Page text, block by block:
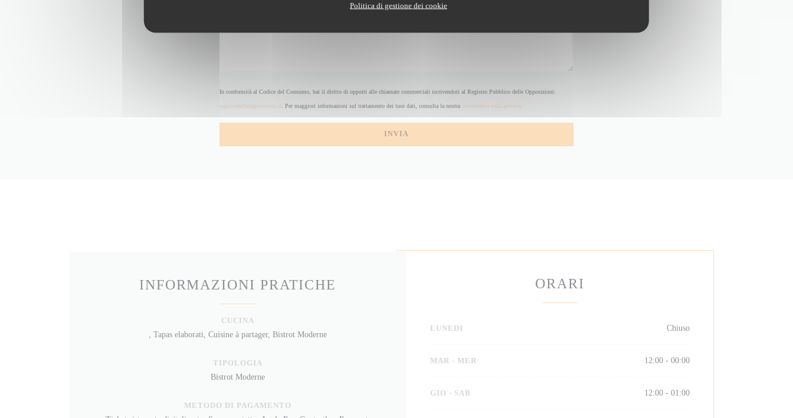
Politica di gestione dei cookie
In conformità al Codice del Consumo, hai il diritto di opporti alle chiamate commerciali iscrivendoti al Registro Pubblico delle Opposizioni:
registrodelleopposizioni.it . Per maggiori informazioni sul trattamento dei tuoi dati, consulta la nostra informativa sulla privacy.
INFORMAZIONI PRATICHE
CUCINA
, Tapas elaborati, Cuisine à partager, Bistrot Moderne
TIPOLOGIA
Bistrot Moderne
METODO DI PAGAMENTO
ORARI
LUNEDI Chiuso
MAR - MER 12:00 - 00:00
GIO - SAB 12:00 - 01:00